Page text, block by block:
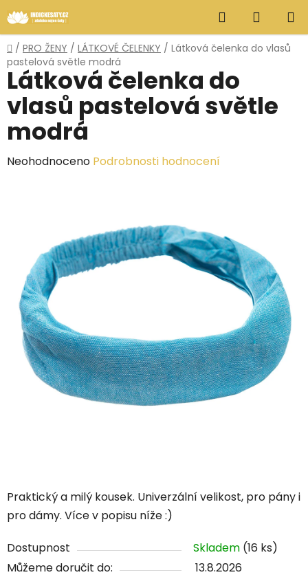
na
obsah
Hledat
KOŠÍK
Domů
/ PRO ŽENY / LÁTKOVÉ ČELENKY / Látková čelenka do vlasů
pastelová světle modrá
Praktický a milý kousek. Univerzální velikost, pro pány i
pro dámy. Více v popisu níže :)
Dostupnost Skladem (16 ks)
Můžeme doručit do:
13.8.2026
Látková čelenka do
vlasů pastelová světle
modrá
Průměrné
hvězdiček.
Neohodnoceno Podrobnosti hodnocení